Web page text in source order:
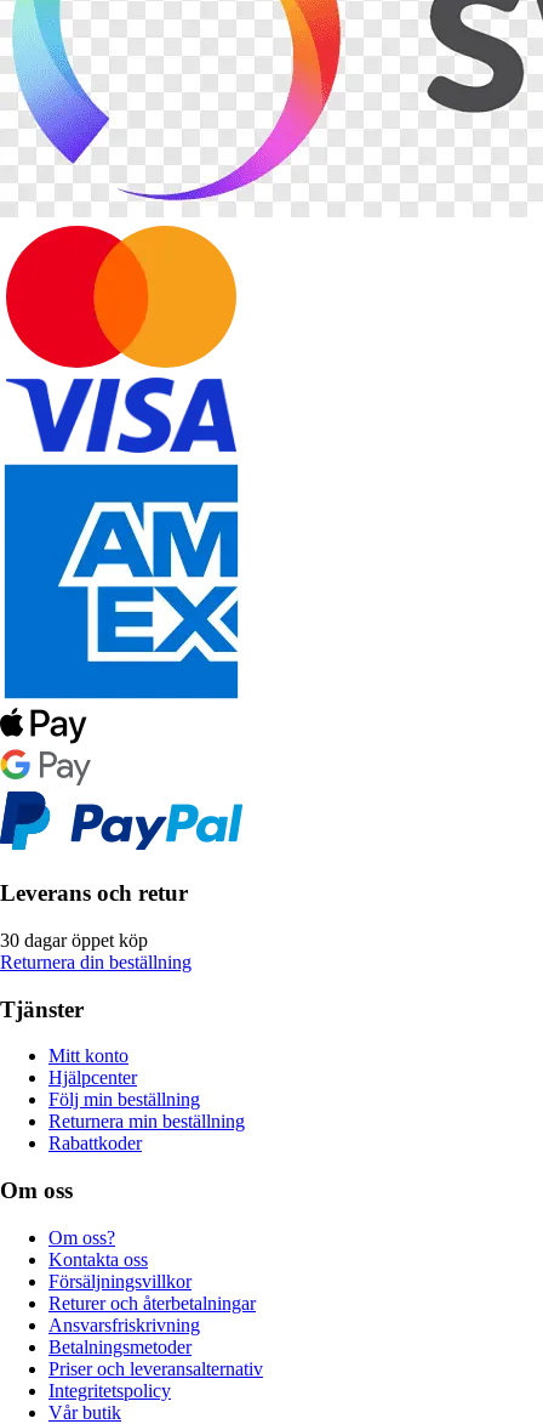
Leverans och retur
30 dagar öppet köp
Returnera din beställning
Tjänster
Mitt konto
Hjälpcenter
Följ min beställning
Returnera min beställning
Rabattkoder
Om oss
Om oss?
Kontakta oss
Försäljningsvillkor
Returer och återbetalningar
Ansvarsfriskrivning
Betalningsmetoder
Priser och leveransalternativ
Integritetspolicy
Vår butik